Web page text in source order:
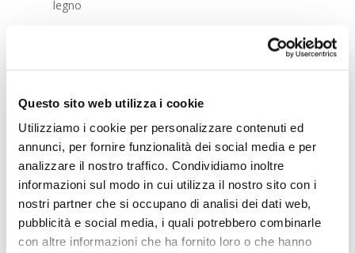
Questo sito web utilizza i cookie
Utilizziamo i cookie per personalizzare contenuti ed
annunci, per fornire funzionalità dei social media e per
analizzare il nostro traffico. Condividiamo inoltre
informazioni sul modo in cui utilizza il nostro sito con i
nostri partner che si occupano di analisi dei dati web,
pubblicità e social media, i quali potrebbero combinarle
con altre informazioni che ha fornito loro o che hanno
Specchio d’acqua:
EcoWood EASY PLUS 727
Form
a:
legno
Scaletta doppia a
Kit special
Il kit special (disponibile solo per le piscine EcoWood EASY
PLUS) comprende tutti gli elementi presenti nel kit standard più
il kit di manutenzione, composto da:
scopa aspirafango